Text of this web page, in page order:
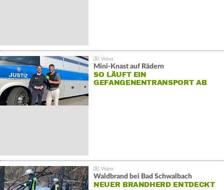
Mini-Knast auf Rädern
SO LÄUFT EIN
GEFANGENENTRANSPORT AB
Waldbrand bei Bad Schwalbach
NEUER BRANDHERD ENTDECKT